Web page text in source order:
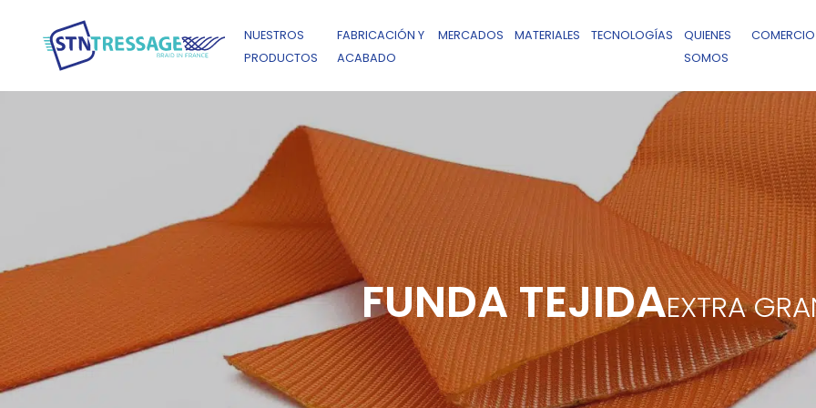
NUESTROS
PRODUCTOS
FABRICACIÓN Y
ACABADO
MERCADOS MATERIALES TECNOLOGÍAS
QUIENES
SOMOS
COMERCIO
FUNDA TEJIDAEXTRA